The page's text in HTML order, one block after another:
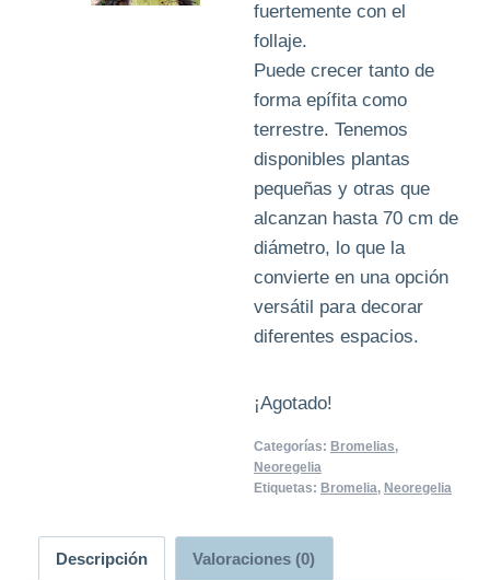
fuertemente con el
follaje.
Puede crecer tanto de
forma epífita como
terrestre. Tenemos
disponibles plantas
pequeñas y otras que
alcanzan hasta 70 cm de
diámetro, lo que la
convierte en una opción
versátil para decorar
diferentes espacios.
¡Agotado!
Categorías: Bromelias,
Neoregelia
Etiquetas: Bromelia, Neoregelia
Descripción Valoraciones (0)